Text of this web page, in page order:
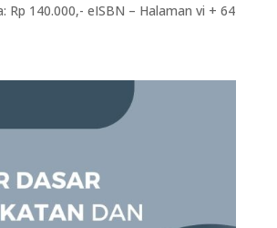
Rp 140.000,- eISBN – Halaman vi + 64